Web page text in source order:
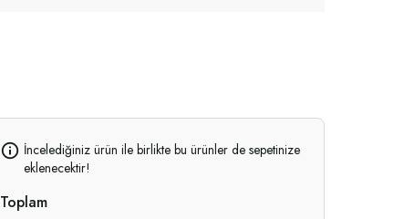
İncelediğiniz ürün ile birlikte bu ürünler de sepetinize
eklenecektir!
Toplam